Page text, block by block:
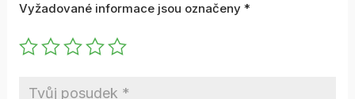
Vyžadované informace jsou označeny *